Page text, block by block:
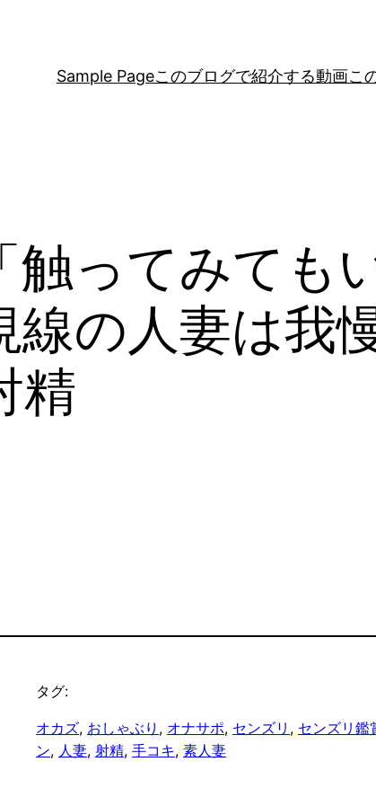
Sample Pageこのブログで紹介する動画こ
ってみても
の人妻は我
精
タグ:
オカズ, おしゃぶり , オナサポ, センズリ , センズリ鑑
ン, 人妻, 射精, 手コキ, 素人妻